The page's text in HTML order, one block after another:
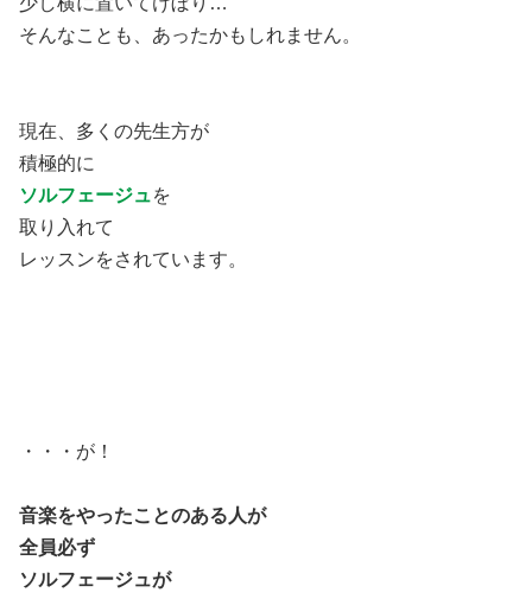
そんなことも、あったかもしれません。
現在、多くの先生方が
積極的に
ソルフェージュを
取り入れて
レッスンをされています。
・・・が！
音楽をやったことのある人が
全員必ず
ソルフェージュが